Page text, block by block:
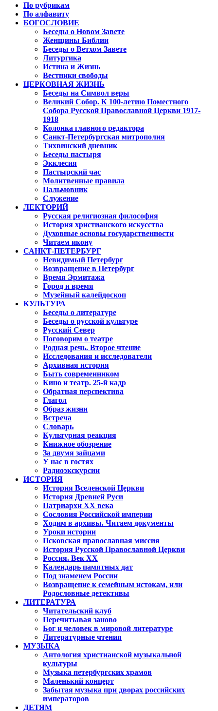
По рубрикам
По алфавиту
БОГОСЛОВИЕ
Беседы о Новом Завете
Женщины Библии
Беседы о Ветхом Завете
Литургика
Истина и Жизнь
Вестники свободы
ЦЕРКОВНАЯ ЖИЗНЬ
Беседы на Символ веры
Великий Собор. К 100-летию Поместного
Собора Русской Православной Церкви 1917-
1918
Колонка главного редактора
Санкт-Петербургская митрополия
Тихвинский дневник
Беседы пастыря
Экклесия
Пастырский час
Молитвенные правила
Пальмовник
Служение
ЛЕКТОРИЙ
Русская религиозная философия
История христианского искусства
Духовные основы государственности
Читаем икону
САНКТ-ПЕТЕРБУРГ
Невидимый Петербург
Возвращение в Петербург
Время Эрмитажа
Город и время
Музейный калейдоскоп
КУЛЬТУРА
Беседы о литературе
Беседы о русской культуре
Русский Север
Поговорим о театре
Родная речь. Второе чтение
Исследования и исследователи
Архивная история
Быть современником
Кино и театр. 25-й кадр
Обратная перспектива
Глагол
Образ жизни
Встреча
Словарь
Культурная реакция
Книжное обозрение
За двумя зайцами
У нас в гостях
Радиоэкскурсии
ИСТОРИЯ
История Вселенской Церкви
История Древней Руси
Патриархи XX века
Сословия Российской империи
Ходим в архивы. Читаем документы
Уроки истории
Псковская православная миссия
История Русской Православной Церкви
Россия. Век ХХ
Календарь памятных дат
Под знаменем России
Возвращение к семейным истокам, или
Родословные детективы
ЛИТЕРАТУРА
Читательский клуб
Перечитывая заново
Бог и человек в мировой литературе
Литературные чтения
МУЗЫКА
Антология христианской музыкальной
культуры
Музыка петербургских храмов
Маленький концерт
Забытая музыка при дворах российских
императоров
ДЕТЯМ